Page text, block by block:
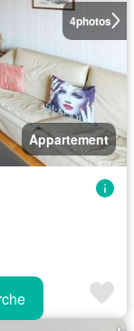
4photos
Appartement